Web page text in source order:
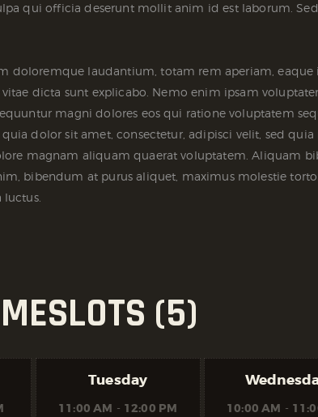
qui officia deserunt mollit anim id est laborum.
doloremque laudantium, totam rem aperiam, eaque
dicta sunt explicabo. Nemo enim ipsam
magni dolores eos qui ratione voluptatem
dolor sit amet, consectetur, adipisci velit, sed
magnam aliquam quaerat voluptatem. Aliquam
bibendum at purus aliquet, maximus molestie
(5)
Tuesday
11:00 AM - 12:00 PM 10:00 AM -